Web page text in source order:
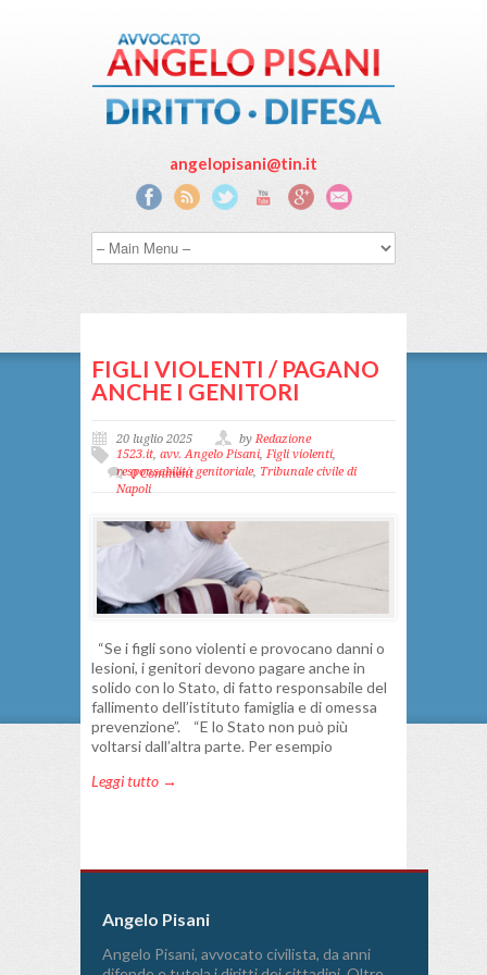
angelopisani@tin.it
FIGLI VIOLENTI / PAGANO
ANCHE I GENITORI
20 luglio 2025 byRedazione
1523.it, avv. Angelo Pisani, Figli violenti,
responsabilità genitoriale, Tribunale civile di
Napoli
0 Comment
“Se i figli sono violenti e provocano danni o
lesioni, i genitori devono pagare anche in
solido con lo Stato, di fatto responsabile del
fallimento dell’istituto famiglia e di omessa
prevenzione”. “E lo Stato non può più
voltarsi dall’altra parte. Per esempio
Leggi tutto →
Angelo Pisani
Angelo Pisani, avvocato civilista, da anni